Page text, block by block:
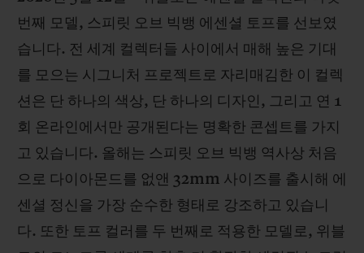
번째 모델, 스피릿 오브 빅뱅 에센셜 토프를 선보였
습니다. 전 세계 컬렉터들 사이에서 매해 높은 기대
를 모으는 시그니처 프로젝트로 자리매김한 이 컬렉
션은 단 하나의 색상, 단 하나의 디자인, 그리고 연 1
회 온라인에서만 공개된다는 명확한 콘셉트를 가지
고 있습니다. 올해는 스피릿 오브 빅뱅 역사상 처음
으로 다이아몬드를 없앤 32mm 사이즈를 출시해 에
센셜 정신을 가장 순수한 형태로 강조하고 있습니
다. 또한 토프 컬러를 두 번째로 적용한 모델로, 위블
무료 배송 & 반품
안전한 결제